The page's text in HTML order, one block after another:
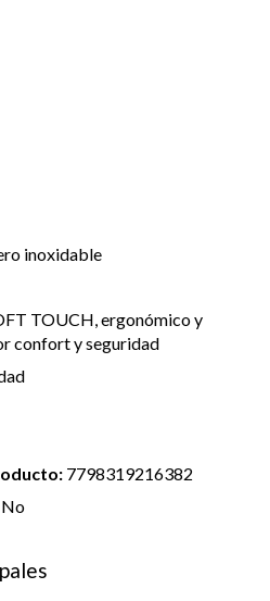
inoxidable
TOUCH, ergonómico y
confort y seguridad
7798319216382
No